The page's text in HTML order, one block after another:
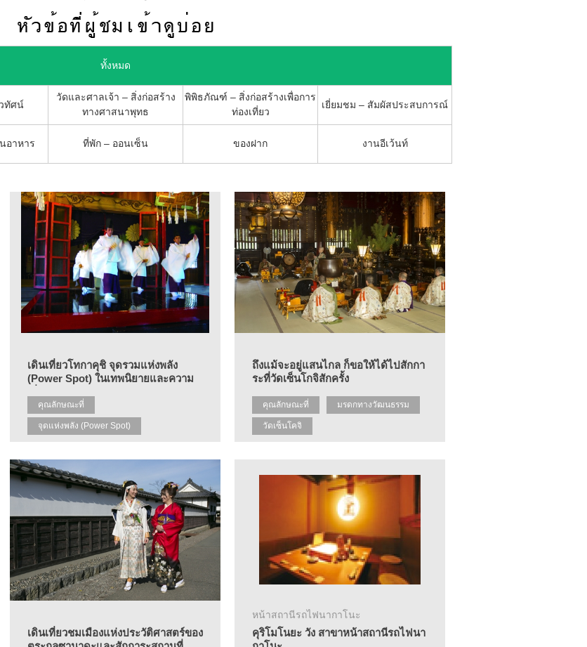
ทั้งหมด
ทัศน์
วัดและศาลเจ้า – สิ่งก่อสร้าง
ทางศาสนาพุทธ
พิพิธภัณฑ์ – สิ่งก่อสร้างเพื่อการ
ท่องเที่ยว
เยี่ยมชม – สัมผัสประสบการณ์
อาหาร ที่พัก – ออนเซ็น ของฝาก งานอีเว้นท์
เดินเที่ยวโทกาคุชิ จุดรวมแห่งพลัง
(Power Spot) ในเทพนิยายและความ
คุณลักษณะที่
จุดแห่งพลัง (Power Spot)
ถึงแม้จะอยู่แสนไกล ก็ขอให้ได้ไปสักกา
ระที่วัดเซ็นโกจิสักครั้ง
คุณลักษณะที่ มรดกทางวัฒนธรรม
วัดเซ็นโคจิ
เดินเที่ยวชมเมืองแห่งประวัติศาสตร์ของ
หน้าสถานีรถไฟนากาโนะ
คุริโมโนยะ วัง สาขาหน้าสถานีรถไฟนา